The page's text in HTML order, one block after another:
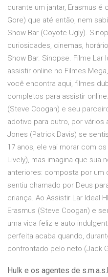
durante um jantar, Erasmus
Gore) que até então, nem
Show Bar (Coyote Ugly).
curiosidades, cinemas,
Show Bar. Sinopse. Filme Lar
assistir online no Filmes
você encontra aqui, filmes
completos para assistir
(Steve Coogan) e seu
adotivo para outro, por vários
Jones (Patrick Davis) se
17 anos, ele vai morar com
Lively), mas imagina que sua
anteriores: composta por um
sentiu chamado por Deus
criança. Ao Assistir Lar Ideal
Erasmus (Steve Coogan) e
uma vida feliz e auto
perfeita acaba quando,
confrontado pelo neto (Jack
Hulk e os agentes de